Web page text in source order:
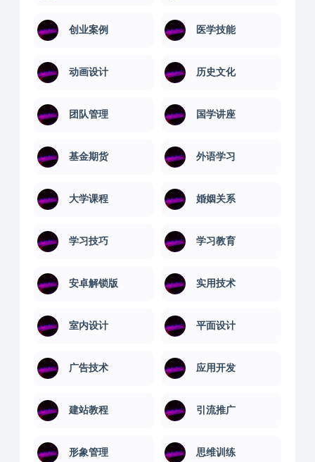
创业案例 医学技能
动画设计 历史文化
团队管理 国学讲座
基金期货 外语学习
大学课程 婚姻关系
学习技巧 学习教育
安卓解锁版 实用技术
室内设计 平面设计
广告技术 应用开发
建站教程 引流推广
形象管理 思维训练